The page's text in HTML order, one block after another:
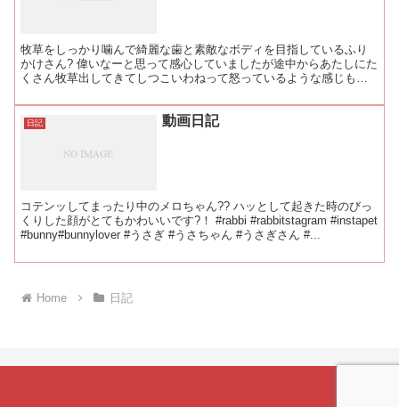
牧草をしっかり噛んで綺麗な歯と素敵なボディを目指しているふり
かけさん? 偉いなーと思って感心していましたが途中からあたしにた
くさん牧草出してきてしつこいわねって怒っているような感じもし
日記 動画日記
コテンッしてまったり中のメロちゃん?? ハッとして起きた時のびっ
くりした顔がとてもかわいいです?！ #rabbi #rabbitstagram #instapet
#bunny#bunnylover #うさぎ #うさちゃん #うさぎさん #...
Home 日記